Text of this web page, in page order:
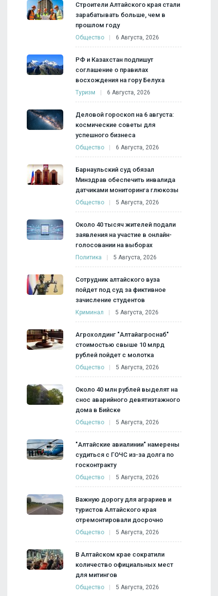
Строители Алтайского края стали
зарабатывать больше, чем в
прошлом году
Общество 6 Августа, 2026
РФ и Казахстан подпишут
соглашение о правилах
восхождения на гору Белуха
Туризм 6 Августа, 2026
Деловой гороскоп на 6 августа:
космические советы для
успешного бизнеса
Общество 6 Августа, 2026
Барнаульский суд обязал
Минздрав обеспечить инвалида
датчиками мониторинга глюкозы
Общество 5 Августа, 2026
Около 40 тысяч жителей подали
заявления на участие в онлайн-
голосовании на выборах
Политика 5 Августа, 2026
Сотрудник алтайского вуза
пойдет под суд за фиктивное
зачисление студентов
Криминал 5 Августа, 2026
Агрохолдинг "Алтайагроснаб"
стоимостью свыше 10 млрд
рублей пойдет с молотка
Общество 5 Августа, 2026
Около 40 млн рублей выделят на
снос аварийного девятиэтажного
дома в Бийске
Общество 5 Августа, 2026
"Алтайские авиалинии" намерены
судиться с ГОЧС из-за долга по
госконтракту
Общество 5 Августа, 2026
Важную дорогу для аграриев и
туристов Алтайского края
отремонтировали досрочно
Общество 5 Августа, 2026
В Алтайском крае сократили
количество официальных мест
для митингов
Общество 5 Августа, 2026